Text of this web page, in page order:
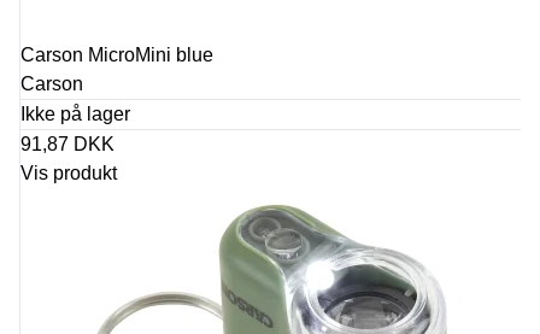
Carson MicroMini blue
Carson
Ikke på lager
91,87 DKK
Vis produkt